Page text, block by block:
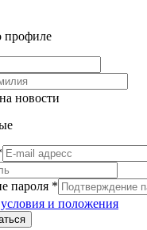
профиле
новости
пароля *
условия и положения